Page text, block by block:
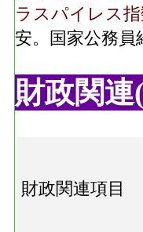
ラスパイレス指
安。国家公務員
財政関連
財政関連項目